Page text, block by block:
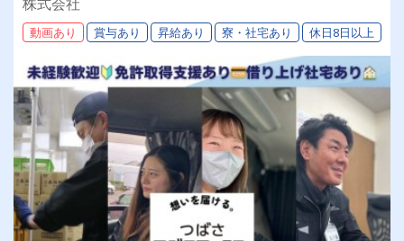
株式会社
動画あり 賞与あり 昇給あり 寮・社宅あり 休日8日以上